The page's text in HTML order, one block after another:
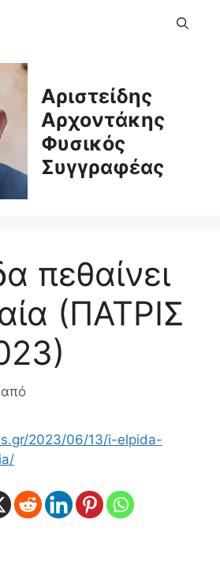
Αριστείδης
Αρχοντάκης
Φυσικός
Συγγραφέας
πεθαίνει
(ΠΑΤΡΙΣ
από
2023/06/13/i-elpida-